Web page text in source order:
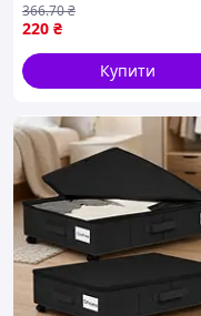
пристроїв розміром
28х20х3 см чорний
220 ₴
366.70₴
Купити